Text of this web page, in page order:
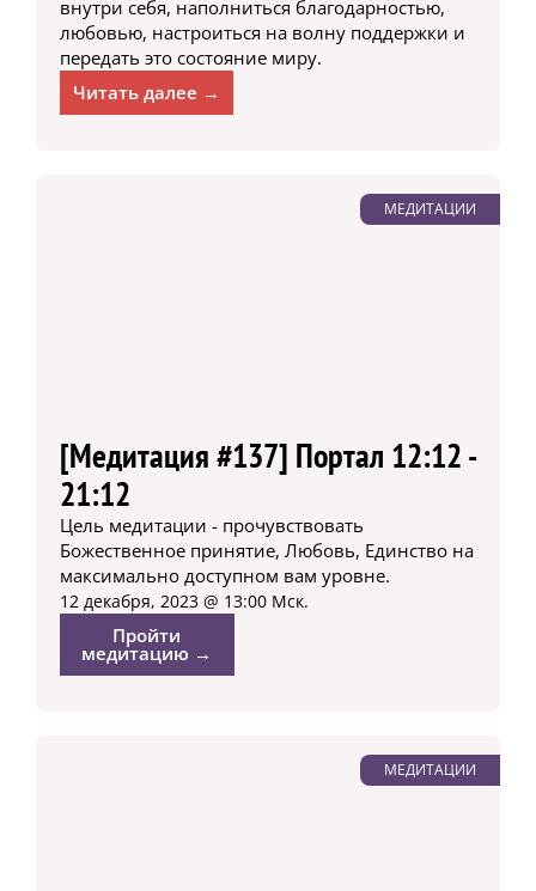
внутри себя, наполниться благодарностью,
любовью, настроиться на волну поддержки и
передать это состояние миру.
Читать далее →
МЕДИТАЦИИ
[Медитация #137] Портал 12:12 -
21:12
Цель медитации - прочувствовать
Божественное принятие, Любовь, Единство на
максимально доступном вам уровне.
12 декабря, 2023 @ 13:00 Мск.
Пройти
медитацию →
МЕДИТАЦИИ